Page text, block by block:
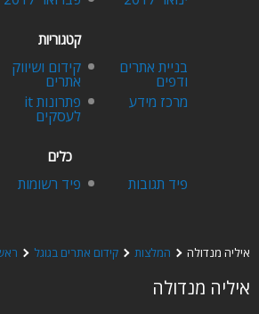
קטגוריות
קידום ושיווק
אתרים
בניית אתרים
ודפים
פתרונות it
לעסקים
מרכז מידע
כלים
פיד רשומות
פיד תגובות
קידום אתרים בגוגל המלצות איליה מנדולה
איליה מנדולה